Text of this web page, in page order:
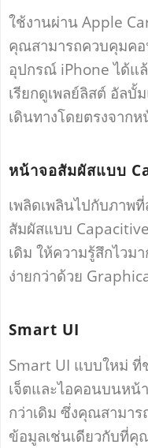
ใช้งานผ่าน Apple
คุณสามารถควบคุมค
อุปกรณ์ iPhone ได้แ
เรียกดูเพลย์ลิสต์ อัลบั้
เดินทางโดยตรงจากห
หน้าจอสัมผัสแบบ
เพลิดเพลินไปกับภาพ
สัมผัสแบบ
เดิม ให้ความรู้สึกไวม
ง่ายกว่าด้วย
Smart UI
Smart UI แบบใหม่
เจ็ตและไอคอนบนหน้
กว่าเดิม ซึ่งคุณสามา
ข้อมูลเช่นเดียวกับที่